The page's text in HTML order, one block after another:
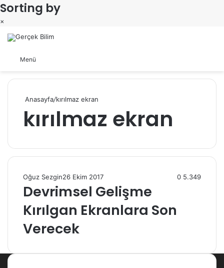
Sorting by
×
Menü
Anasayfa/kırılmaz ekran
kırılmaz ekran
Oğuz Sezgin26 Ekim 2017 0 5.349
Devrimsel Gelişme
Kırılgan Ekranlara Son
Verecek